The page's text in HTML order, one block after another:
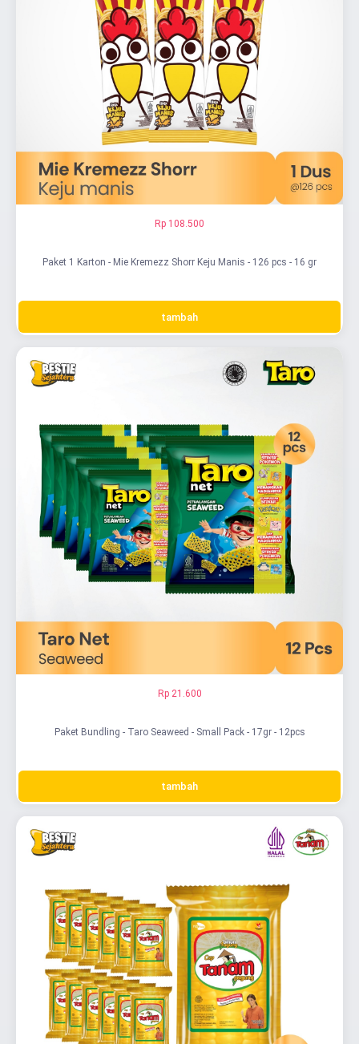
Rp 108.500
Paket 1 Karton - Mie Kremezz Shorr Keju Manis - 126 pcs - 16 gr
tambah
Rp 21.600
Paket Bundling - Taro Seaweed - Small Pack - 17gr - 12pcs
tambah